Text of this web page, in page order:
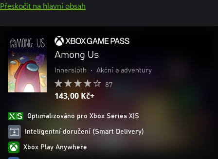
Přeskočit na hlavní obsah
Among Us
Innersloth • Akční a adventury
87
143,00 Kč+
Optimalizováno pro Xbox Series X|S
Inteligentní doručení (Smart Delivery)
Xbox Play Anywhere